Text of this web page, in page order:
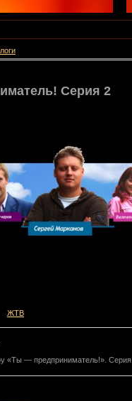
Серия 2
ЖТВ
«Ты — предприниматель!».